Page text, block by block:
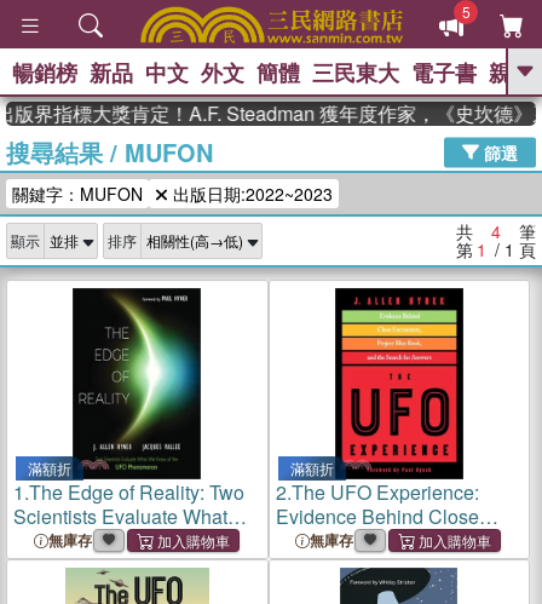
5
GO
高希均教授回憶錄
、 The Odyssey 、 父親節 、 如果歷
史是一群喵 、
獎 臺灣漫遊錄 、 方念華 、 台灣的李
登輝時代
數學女孩：黎曼猜想 、
偉大的迷走神經
暢銷榜 新品 中文 外文 簡體 三民東大 電子書 親子
界指標大獎肯定！A.F. Steadman 獲年度作家，《史坎德》
搜尋結果/ MUFON
篩選
關鍵字：MUFON
出版日期:2022~2023
顯示 排序 共 4 筆
第 1 / 1 頁
滿額折
1.The Edge of Reality: Two
Scientists Evaluate What
We Know of the UFO
Phenomenon
無庫存
滿額折
2.The UFO Experience:
Evidence Behind Close
Encounters, Project Blue
Book, and the Search for
Answers
無庫存